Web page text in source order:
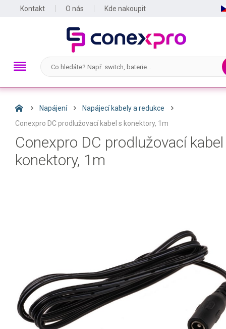
Kontakt O nás Kde nakoupit
Napájení
Napájecí kabely a redukce
Conexpro DC prodlužovací kabel s konektory, 1m
Conexpro DC prodlužovací
konektory, 1m